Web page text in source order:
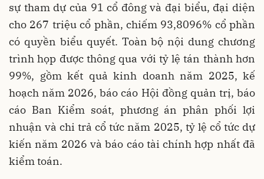
sự tham dự của 91 cổ đông và đại biểu, đại diện
cho 267 triệu cổ phần, chiếm 93,8096% cổ phần
có quyền biểu quyết. Toàn bộ nội dung chương
trình họp được thông qua với tỷ lệ tán thành hơn
99%, gồm kết quả kinh doanh năm 2025, kế
hoạch năm 2026, báo cáo Hội đồng quản trị, báo
cáo Ban Kiểm soát, phương án phân phối lợi
nhuận và chi trả cổ tức năm 2025, tỷ lệ cổ tức dự
kiến năm 2026 và báo cáo tài chính hợp nhất đã
kiểm toán.